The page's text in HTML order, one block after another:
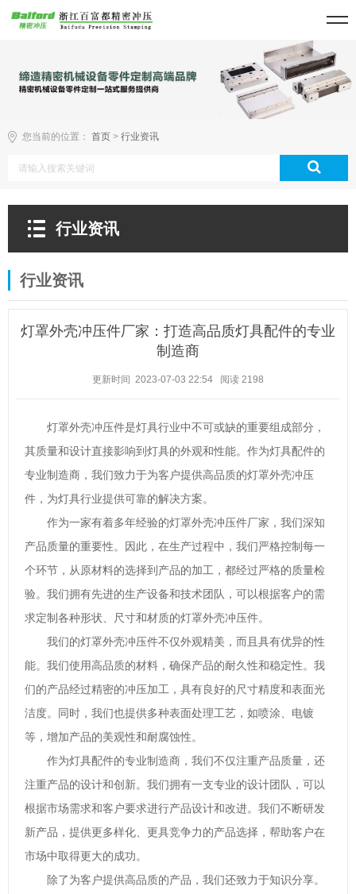
您当前的位置： 首页 > 行业资讯
行业资讯
行业资讯
灯罩外壳冲压件厂家：打造高品质灯具配件的专业
制造商
更新时间 2023-07-03 22:54 阅读 2198
灯罩外壳冲压件是灯具行业中不可或缺的重要组成部分，
其质量和设计直接影响到灯具的外观和性能。作为灯具配件的
专业制造商，我们致力于为客户提供高品质的灯罩外壳冲压
件，为灯具行业提供可靠的解决方案。
作为一家有着多年经验的灯罩外壳冲压件厂家，我们深知
产品质量的重要性。因此，在生产过程中，我们严格控制每一
个环节，从原材料的选择到产品的加工，都经过严格的质量检
验。我们拥有先进的生产设备和技术团队，可以根据客户的需
求定制各种形状、尺寸和材质的灯罩外壳冲压件。
我们的灯罩外壳冲压件不仅外观精美，而且具有优异的性
能。我们使用高品质的材料，确保产品的耐久性和稳定性。我
们的产品经过精密的冲压加工，具有良好的尺寸精度和表面光
洁度。同时，我们也提供多种表面处理工艺，如喷涂、电镀
等，增加产品的美观性和耐腐蚀性。
作为灯具配件的专业制造商，我们不仅注重产品质量，还
注重产品的设计和创新。我们拥有一支专业的设计团队，可以
根据市场需求和客户要求进行产品设计和改进。我们不断研发
新产品，提供更多样化、更具竞争力的产品选择，帮助客户在
市场中取得更大的成功。
除了为客户提供高品质的产品，我们还致力于知识分享。